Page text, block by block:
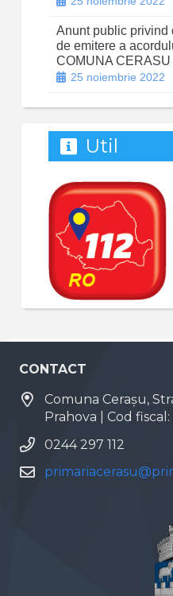
Anunt public privind
de emitere a
COMUNA CERASU
25 noiembrie 2022
Util
CONTACT
Comuna Cerașu,
Prahova | Cod
0244 297 112